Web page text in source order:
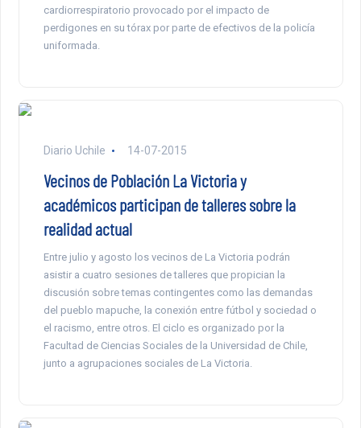
cardiorrespiratorio provocado por el impacto de
perdigones en su tórax por parte de efectivos de la policía
uniformada.
Diario Uchile 14-07-2015
Vecinos de Población La Victoria y
académicos participan de talleres sobre la
realidad actual
Entre julio y agosto los vecinos de La Victoria podrán
asistir a cuatro sesiones de talleres que propician la
discusión sobre temas contingentes como las demandas
del pueblo mapuche, la conexión entre fútbol y sociedad o
el racismo, entre otros. El ciclo es organizado por la
Facultad de Ciencias Sociales de la Universidad de Chile,
junto a agrupaciones sociales de La Victoria.